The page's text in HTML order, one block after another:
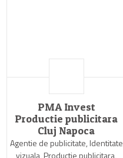
PMA Invest
Productie publicitara
Cluj Napoca
Agentie de publicitate, Identitate
vizuala, Productie publicitara,